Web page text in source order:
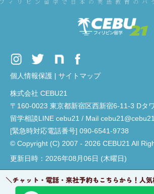
個人情報保護 | サイトマップ
株式会社 CEBU21
〒160-0023 東京都新宿区西新宿6-11-3 Dタ
留学相談LINE cebu21 / Mail
[緊急時対応電話番号] 090-6541-9738
© Copyright (C) 2007 - 2026 CEBU21 All
更新日時：2026年08月06日 (木曜日)